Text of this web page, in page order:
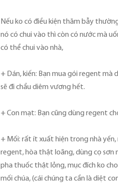
Nếu ko có điều kiện thăm bẫy
nó có chui vào thì còn có nước mà
có thể chui vào nhà,
+ Dán, kiến: Bạn mua gói regent mà
sẽ đi chầu diêm vương hết.
+ Con mạt: Bạn cũng dùng regent
+ Mối: rất ít xuất hiện trong nhà
regent, hòa thật loãng, dùng cọ sơn
pha thuốc thật lỏng, mục đích ko
mối chúa, (cái chúng ta cần là diệt